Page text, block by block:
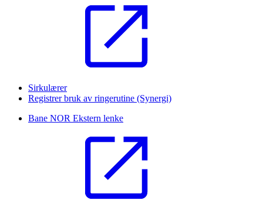
Sirkulærer
Registrer bruk av ringerutine (Synergi)
Bane NOR Ekstern lenke